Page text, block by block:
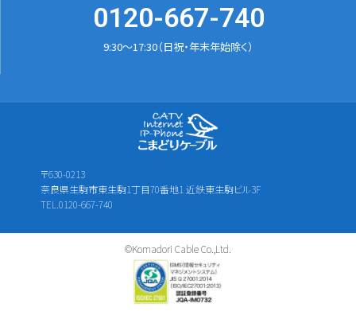
0120-667-740
9:30～17:30（日祝・年末年始除く）
〒630-0213
奈良県生駒市東生駒1丁目70番地1 近鉄東生駒ビル3F
TEL.0120-667-740
©Komadori Cable Co.,Ltd.